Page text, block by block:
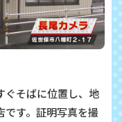
ぐそばに位置し、地
です。証明写真を撮